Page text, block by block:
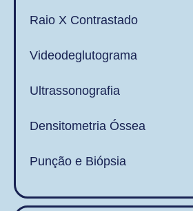
Raio X Contrastado
Videodeglutograma
Ultrassonografia
Densitometria Óssea
Punção e Biópsia